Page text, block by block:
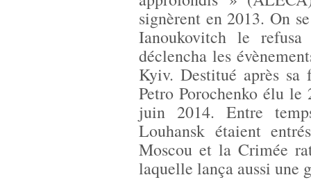
signèrent en 2013. On
Ianoukovitch le
déclencha les
Kyiv. Destitué après
Petro Porochenko élu
juin 2014. Entre
Louhansk étaient
Moscou et la Crimée
laquelle lança aussi une